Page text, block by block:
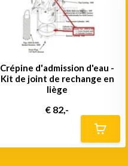
Crépine d'admission d'eau -
Kit de joint de rechange en
liège
€ 82,-